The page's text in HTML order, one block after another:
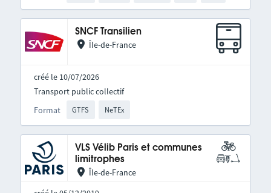
SNCF Transilien
Île-de-France
créé le 10/07/2026
Format GTFS NeTEx
Transport public collectif
VLS Vélib Paris et communes
limitrophes
Île-de-France